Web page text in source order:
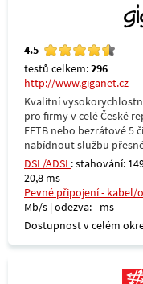
4.5
testů celkem:296
http://www.giganet.cz
Kvalitní
pro firmy v celé České
FFTB nebo bezrátové 5
nabídnout službu
DSL/ADSL: stahování:
20,8 ms
Pevné připojení - kabel/
Mb/s | odezva: - ms
Dostupnost v celém